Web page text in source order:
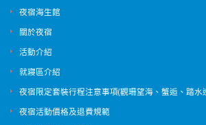
夜宿海生館
關於夜宿
活動介紹
就寢區介紹
夜宿限定套裝行程注意事項(觀珊望海、蟹逅、踏水
夜宿活動價格及退費規範